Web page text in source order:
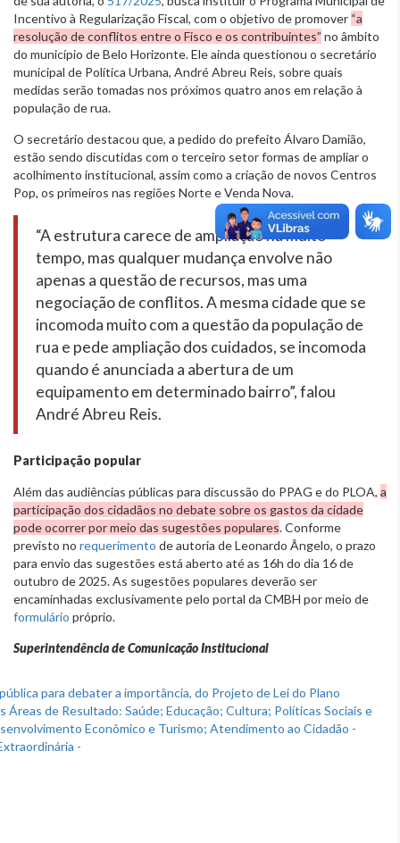
Incentivo à Regularização Fiscal, com o objetivo de promover “a
resolução de conflitos entre o Fisco e os contribuintes” no âmbito
do município de Belo Horizonte. Ele ainda questionou o secretário
municipal de Política Urbana, André Abreu Reis, sobre quais
medidas serão tomadas nos próximos quatro anos em relação à
população de rua.
O secretário destacou que, a pedido do prefeito Álvaro Damião,
estão sendo discutidas com o terceiro setor formas de ampliar o
acolhimento institucional, assim como a criação de novos Centros
Pop, os primeiros nas regiões Norte e Venda Nova.
“A estrutura carece de ampliação há muito
tempo, mas qualquer mudança envolve não
apenas a questão de recursos, mas uma
negociação de conflitos. A mesma cidade que se
incomoda muito com a questão da população de
rua e pede ampliação dos cuidados, se incomoda
quando é anunciada a abertura de um
equipamento em determinado bairro”, falou
André Abreu Reis.
Participação popular
Além das audiências públicas para discussão do PPAG e do PLOA, a
participação dos cidadãos no debate sobre os gastos da cidade
pode ocorrer por meio das sugestões populares. Conforme
previsto no requerimento de autoria de Leonardo Ângelo, o prazo
para envio das sugestões está aberto até as 16h do dia 16 de
outubro de 2025. As sugestões populares deverão ser
encaminhadas exclusivamente pelo portal da CMBH por meio de
formulário próprio.
Superintendência de Comunicação Institucional